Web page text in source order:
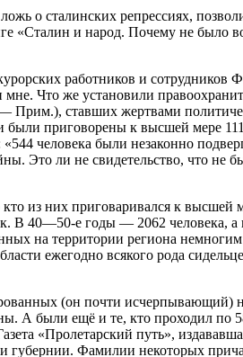
о сталинских репрессиях,
и народ. Почему не было
работников и
Что же установили
ставших жертвами
приговорены к высшей мере
человека были незаконно
Это ли не свидетельство, что не
из них приговаривался к
В 40—50-е годы — 2062 человека, а
на территории региона
ежегодно всякого рода
(он почти исчерпывающий)
были ещё и те, кто проходил по
«Пролетарский путь»,
губернии. Фамилии некоторых